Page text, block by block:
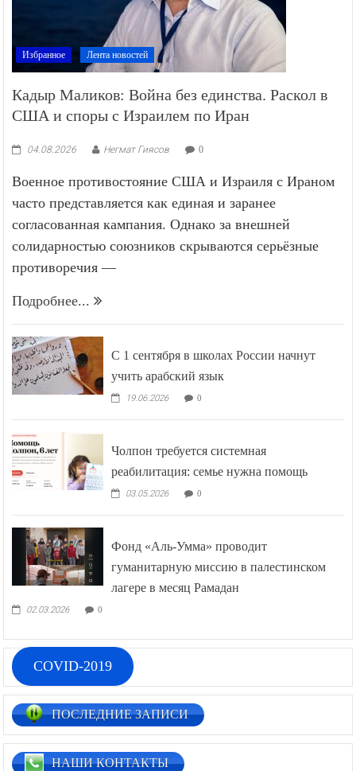
Избранное Лента новостей
Кадыр Маликов: Война без единства. Раскол в
США и споры с Израилем по Иран
04.08.2026 Негмат Гиясов 0
Военное противостояние США и Израиля с Ираном
часто представляется как единая и заранее
согласованная кампания. Однако за внешней
солидарностью союзников скрываются серьёзные
противоречия —
Подробнее...
С 1 сентября в школах России начнут
учить арабский язык
19.06.2026 0
Чолпон требуется системная
реабилитация: семье нужна помощь
03.05.2026 0
Фонд «Аль-Умма» проводит
гуманитарную миссию в палестинском
лагере в месяц Рамадан
02.03.2026 0
COVID-2019
ПОСЛЕДНИЕ ЗАПИСИ
НАШИ КОНТАКТЫ